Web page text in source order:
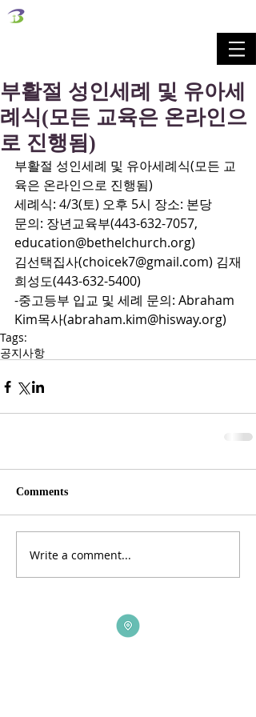
부활절 성인세례 및 유아세
례식(모든 교육은 온라인으
로 진행됨)
부활절 성인세례 및 유아세례식(모든 교
육은 온라인으로 진행됨)
세례식: 4/3(토) 오후 5시 장소: 본당
문의: 장년교육부(443-632-7057,
education@bethelchurch.org)
김선택집사(choicek7@gmail.com) 김재
희성도(443-632-5400)
-중고등부 입교 및 세례 문의: Abraham
Kim목사(abraham.kim@hisway.org)
Tags:
공지사항
Comments
Write a comment...